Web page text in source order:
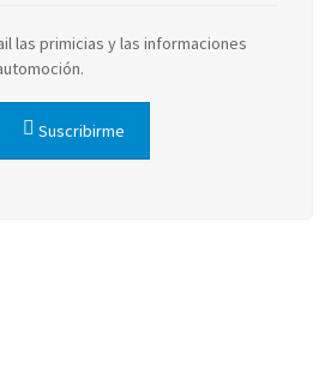
las primicias y las informaciones
Suscribirme